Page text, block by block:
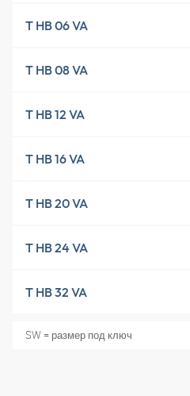
T HB 06 VA
T HB 08 VA
T HB 12 VA
T HB 16 VA
T HB 20 VA
T HB 24 VA
T HB 32 VA
SW = размер под ключ